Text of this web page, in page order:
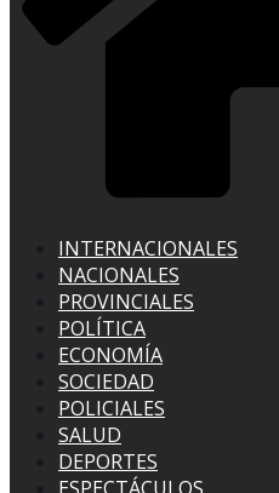
INTERNACIONALES
NACIONALES
PROVINCIALES
POLÍTICA
ECONOMÍA
SOCIEDAD
POLICIALES
SALUD
DEPORTES